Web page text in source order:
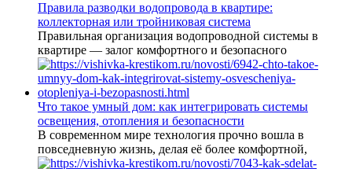
Правила разводки водопровода в квартире:
коллекторная или тройниковая система
Правильная организация водопроводной системы в
квартире — залог комфортного и безопасного
Что такое умный дом: как интегрировать системы
освещения, отопления и безопасности
В современном мире технология прочно вошла в
повседневную жизнь, делая её более комфортной,